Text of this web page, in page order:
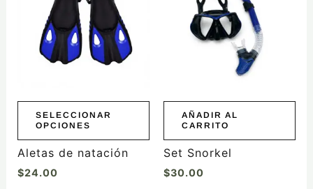
SELECCIONAR
OPCIONES
múltiples
variantes.
opciones
pueden
elegir
la
página
de
Aletas de natación
$24.00
AÑADIR AL
CARRITO
Set Snorkel
$30.00